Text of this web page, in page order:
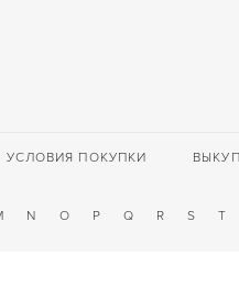
УСЛОВИЯ ПОКУПКИ ВЫКУП
N O P Q R S T